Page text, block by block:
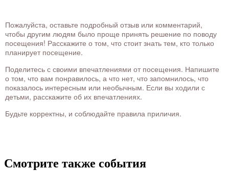
Пожалуйста, оставьте подробный отзыв или комментарий,
чтобы другим людям было проще принять решение по поводу
посещения! Расскажите о том, что стоит знать тем, кто только
планирует посещение.
Поделитесь с своими впечатлениями от посещения. Напишите
о том, что вам понравилось, а что нет, что запомнилось, что
показалось интересным или необычным. Если вы ходили с
детьми, расскажите об их впечатлениях.
Будьте корректны, и соблюдайте правила приличия.
Смотрите также события